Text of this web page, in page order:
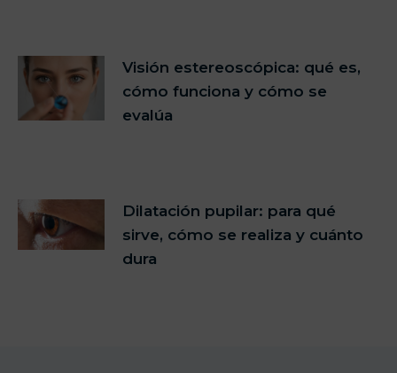
Visión estereoscópica: qué es,
cómo funciona y cómo se
evalúa
Dilatación pupilar: para qué
sirve, cómo se realiza y cuánto
dura